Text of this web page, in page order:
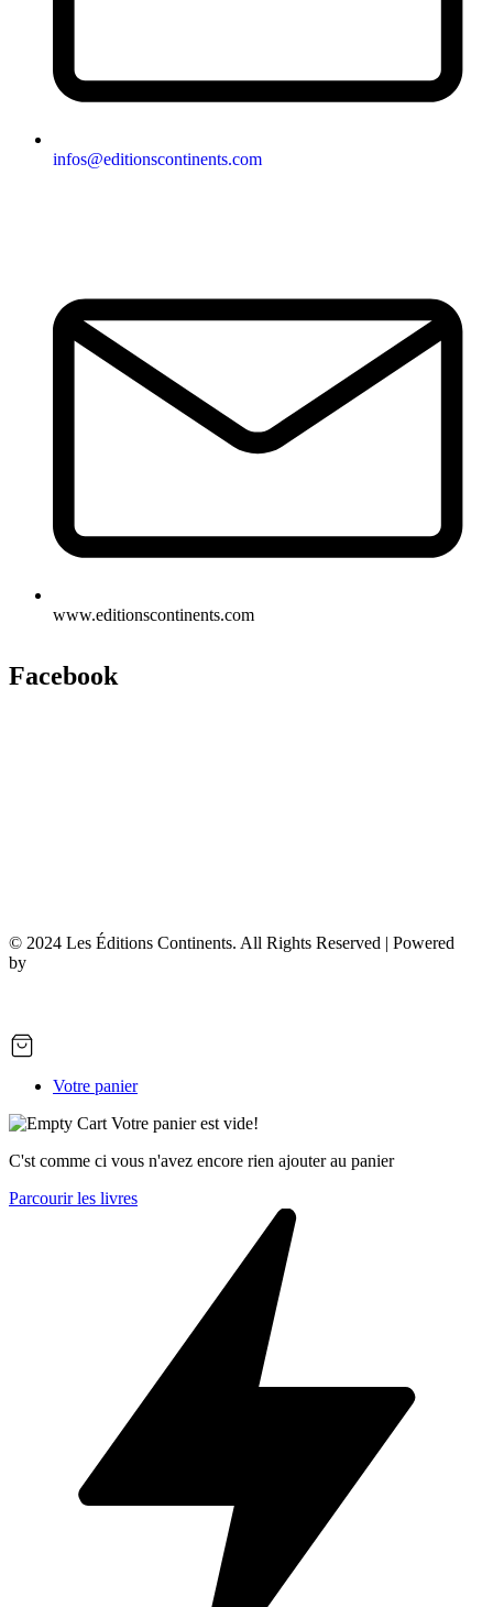
infos@editionscontinents.com
www.editionscontinents.com
Facebook
© 2024 Les Éditions Continents. All Rights Reserved | Powered
by
Votre panier
Votre panier est vide!
C'st comme ci vous n'avez encore rien ajouter au panier
Parcourir les livres